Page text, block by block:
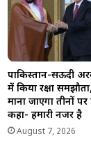
पाकिस्तान-सऊदी
में किया रक्षा
माना जाएगा तीनों
कहा- हमारी नजर है
August 7, 2026